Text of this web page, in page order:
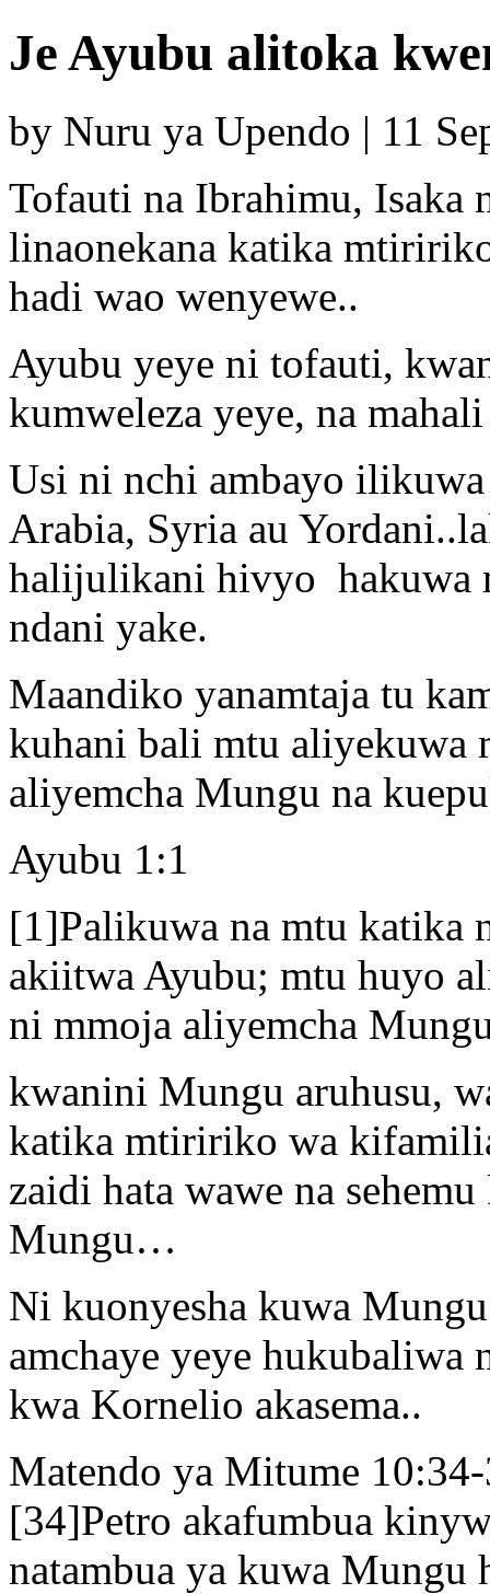
Je Ayubu alitoka
by Nuru ya Upendo | 11
Tofauti na Ibrahimu, Isaka
linaonekana katika
hadi wao wenyewe..
Ayubu yeye ni tofauti,
kumweleza yeye, na
Usi ni nchi ambayo
Arabia, Syria au
halijulikani hivyo hakuwa
ndani yake.
Maandiko yanamtaja tu
kuhani bali mtu aliyekuwa
aliyemcha Mungu na
Ayubu 1:1
[1]Palikuwa na mtu katika
akiitwa Ayubu; mtu huyo
ni mmoja aliyemcha
kwanini Mungu aruhusu,
katika mtiririko wa
zaidi hata wawe na
Mungu…
Ni kuonyesha kuwa
amchaye yeye hukubaliwa
kwa Kornelio akasema..
Matendo ya Mitume
[34]Petro akafumbua
natambua ya kuwa Mungu